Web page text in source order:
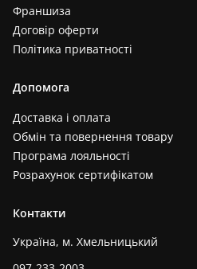
Франшиза
Договір оферти
Політика приватності
Допомога
Доставка і оплата
Обмін та повернення товару
Програма лояльності
Розрахунок сертифікатом
Контакти
Україна, м. Хмельницький